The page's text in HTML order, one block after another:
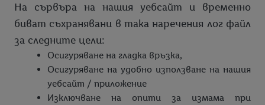
На сървъра на нашия уебсайт и временно
биват съхранявани в така наречения лог файл
за следните цели:
Осигуряване на гладка връзка,
Осигуряване на удобно използване на нашия
уебсайт / приложение
Изключване на опити за измама при